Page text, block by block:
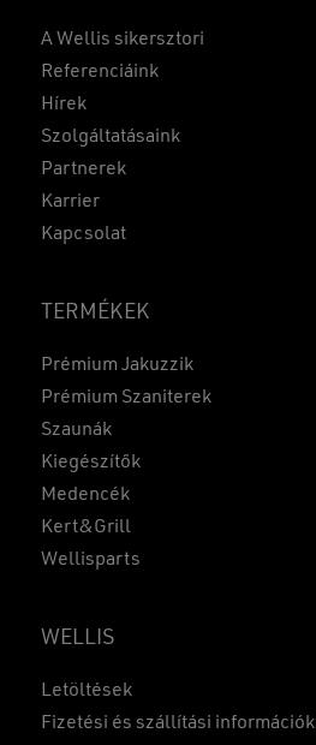
KOSÁR
A Wellis sikersztori
Referenciáink
Hírek
Szolgáltatásaink
Partnerek
Karrier
Kapcsolat
TERMÉKEK
Prémium Jakuzzik
Prémium Szaniterek
Szaunák
Kiegészítők
Medencék
Kert&Grill
Wellisparts
WELLIS
Letöltések
Fizetési és szállítási információk